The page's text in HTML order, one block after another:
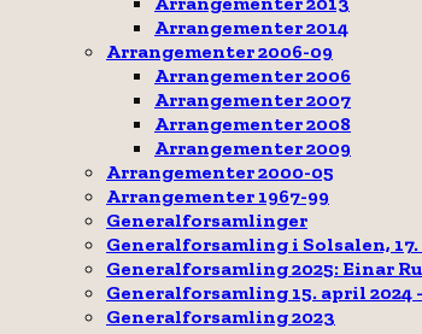
Arrangementer 2014
Arrangementer 2006-09
Arrangementer 2006
Arrangementer 2007
Arrangementer 2008
Arrangementer 2009
Arrangementer 2000-05
Arrangementer 1967-99
Generalforsamlinger
Generalforsamling i Solsalen, 17.
Generalforsamling 2025: Einar
Generalforsamling 15. april 2024
Generalforsamling 2023